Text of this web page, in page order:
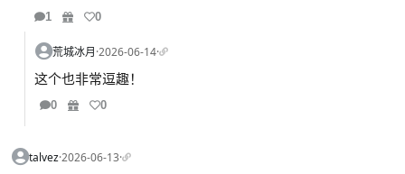
1 0
荒城冰月·2026-06-14·
这个也非常逗趣！
0 0
talvez·2026-06-13·